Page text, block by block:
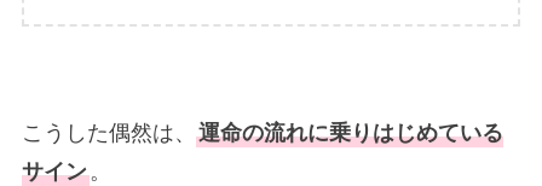
こうした偶然は、 運命の流れに乗りはじめている
サイン。